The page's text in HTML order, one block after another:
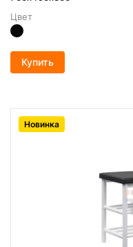
Цвет
Купить
Новинка